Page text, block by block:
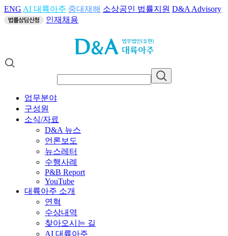
ENG AI 대륙아주 중대재해 소상공인 법률지원 D&A Advisory
인재채용
업무분야
구성원
소식/자료
D&A 뉴스
언론보도
뉴스레터
수행사례
P&B Report
YouTube
대륙아주 소개
연혁
수상내역
찾아오시는 길
AI 대륙아주